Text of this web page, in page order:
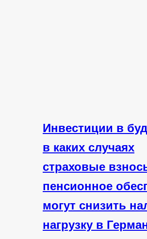
Инвестиции в
в каких случаях
страховые
пенсионное
могут снизить
нагрузку в